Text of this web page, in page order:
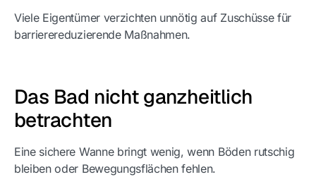
Viele Eigentümer verzichten unnötig auf Zuschüsse für
barrierereduzierende Maßnahmen.
Das Bad nicht ganzheitlich
betrachten
Eine sichere Wanne bringt wenig, wenn Böden rutschig
bleiben oder Bewegungsflächen fehlen.